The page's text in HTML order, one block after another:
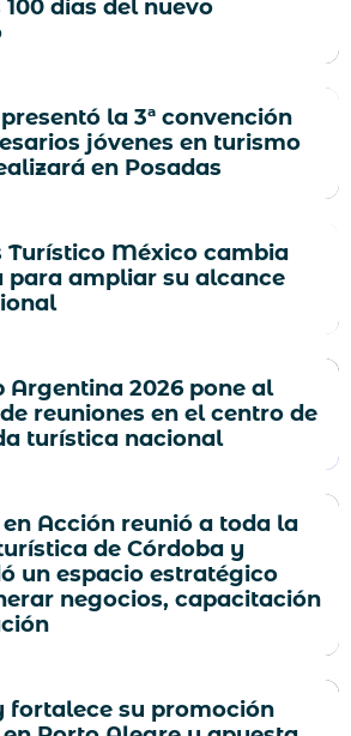
días del nuevo
presentó la 3ª convención
jóvenes en turismo
en Posadas
Turístico México cambia
para ampliar su alcance
Argentina 2026 pone al
reuniones en el centro de
turística nacional
Acción reunió a toda la
de Córdoba y
un espacio estratégico
negocios, capacitación
fortalece su promoción